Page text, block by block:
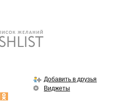
Добавить в друзья
Виджеты